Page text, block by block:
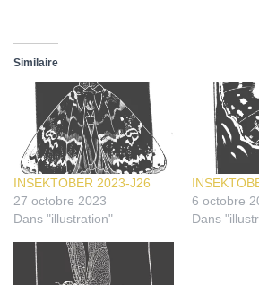
Similaire
INSEKTOBER 2023-J26
27 octobre 2023
Dans "illustration"
6 octobre
Dans